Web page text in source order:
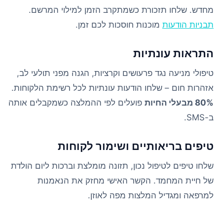
מחדש. שלחו תזכורת כשמתקרב הזמן למילוי המרשם.
תבניות הודעות מוכנות חוסכות לכם זמן.
התראות עונתיות
טיפולי מניעה נגד פרעושים וקרציות, הגנה מפני תולעי לב,
אזהרות חום – שלחו הודעות עונתיות לכל רשימת הלקוחות.
80% מבעלי החיות
פועלים לפי ההמלצה כשמקבלים אותה
ב-SMS.
טיפים בריאותיים ושימור לקוחות
שלחו טיפים לטיפול נכון, תזונה מומלצת וברכות ליום הולדת
של חיית המחמד. הקשר האישי מחזק את הנאמנות
למרפאה ומגדיל המלצות מפה לאוזן.